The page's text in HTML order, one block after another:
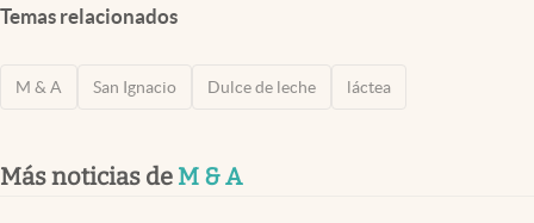
Temas relacionados
M & A San Ignacio Dulce de leche láctea
Más noticias de M & A